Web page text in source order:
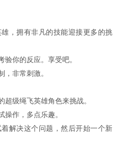
，拥有非凡的技能迎接更多的挑
你的反应。享受吧。
非常刺激。
级绳飞英雄角色来挑战。
作，多点乐趣。
解决这个问题，然后开始一个新